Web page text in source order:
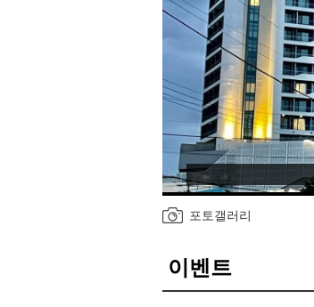
포토갤러리
이벤트